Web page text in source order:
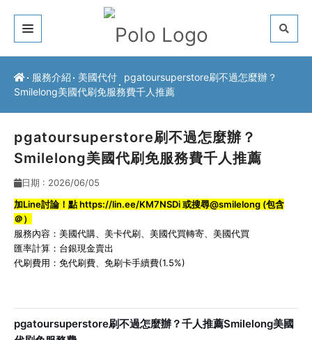
關於我們
服務介紹
常見問題
最新公告
聯絡方式
服務介紹 美國代付
pgatoursuperstore刷不過怎麼辦？
Smilelong美國代刷免服務費千人推薦
pgatoursuperstore刷不過怎麼辦？
Smilelong美國代刷免服務費千人推薦
日期 : 2026/06/05
加Line討論！點https://lin.ee/KM7NSDi或搜尋@smilelong (包含
＠）
服務內容： 美國代購 美卡代刷 美國代買轉寄
美國代買
匯率計算：台銀現金賣出
代刷費用：免代刷費、免刷卡手續費(1.5%)
pgatoursuperstore刷不過怎麼辦？千人推薦Smilelong美國